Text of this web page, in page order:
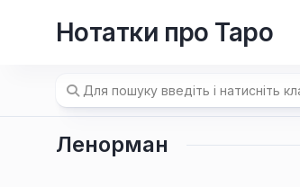
Нотатки про Таро
Ленорман